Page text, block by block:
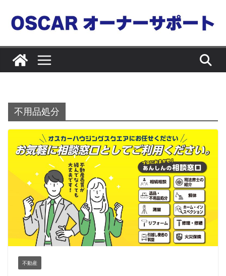
ン
不用品処分
不動産